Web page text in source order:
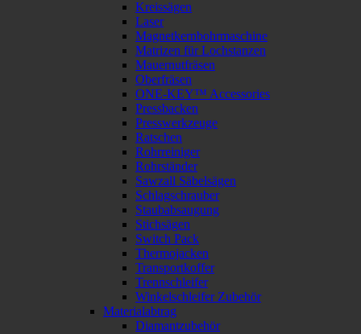
Kreissägen
Laser
Magnetkernbohrmaschine
Matrizen für Lochstanzen
Mauernutfräsen
Oberfräsen
ONE-KEY™ Accessories
Pressbacken
Presswerkzeuge
Ratschen
Rohrreiniger
Rohrständer
Sawzall Säbelsägen
Schlagschrauber
Staubabsaugung
Stichsägen
Switch Pack
Thermojacken
Transportkoffer
Trennschleifer
Winkelschleifer Zubehör
Materialabtrag
Diamantzubehör